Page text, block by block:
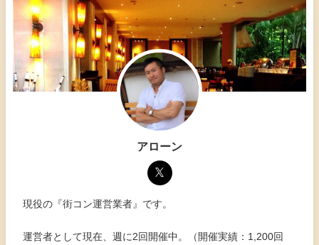
アローン
現役の『街コン運営業者』です。
運営者として現在、週に2回開催中。（開催実績：1,200回